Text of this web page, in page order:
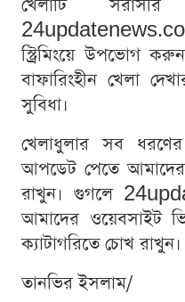
খেলাটি
স্ট্রিমিংয়ে উপভোগ
বাফারিংহীন খেলা
সুবিধা।
খেলাধুলার সব
আপডেট পেতে
রাখুন। গুগলে
আমাদের ওয়েবসাইট
ক্যাটাগরিতে চোখ রাখুন।
তানভির ইসলাম/